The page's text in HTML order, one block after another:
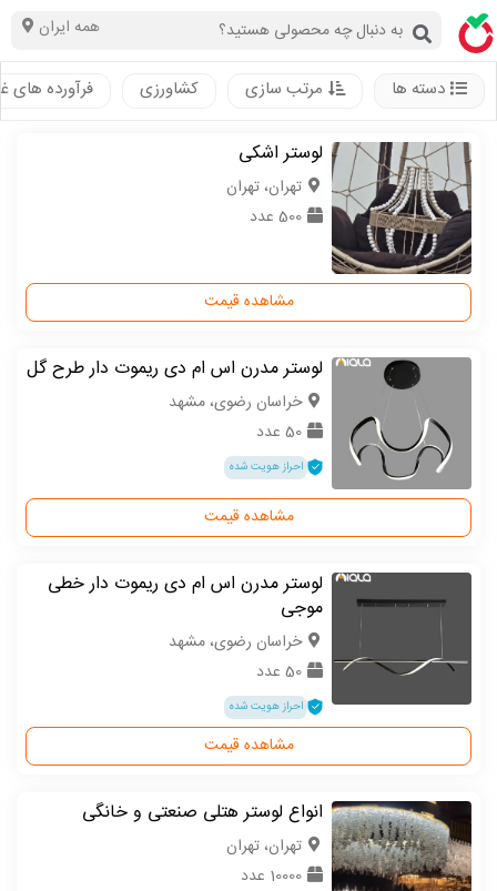
همه ایران
دسته ها مرتب سازی کشاورزی فرآورده های
لوستر اشکی
تهران، تهران
500 عدد
مشاهده قیمت
لوستر مدرن اس ام دی ریموت دار طرح گل
خراسان رضوی، مشهد
50 عدد
احراز هویت شده
مشاهده قیمت
لوستر مدرن اس ام دی ریموت دار خطی
موجی
خراسان رضوی، مشهد
50 عدد
احراز هویت شده
مشاهده قیمت
انواع لوستر هتلی صنعتی و خانگی
تهران، تهران
10000 عدد